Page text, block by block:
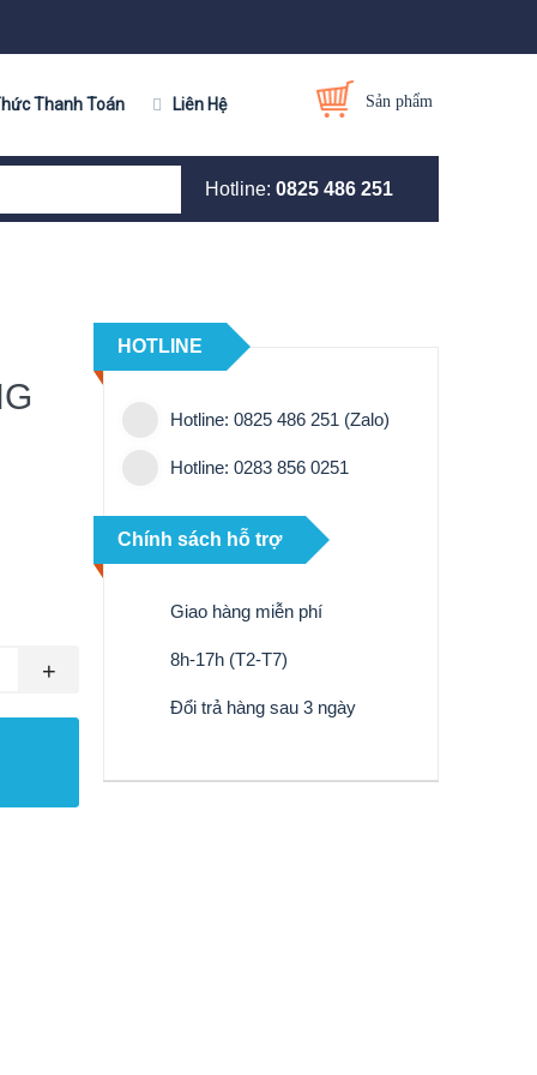
Thanh Toán Liên Hệ Sản phẩm
Hotline: 0825 486 251
+
HOTLINE
Hotline: 0825 486 251 (Zalo)
Hotline: 0283 856 0251
Chính sách hỗ trợ
Giao hàng miễn phí
8h-17h (T2-T7)
Đổi trả hàng sau 3 ngày